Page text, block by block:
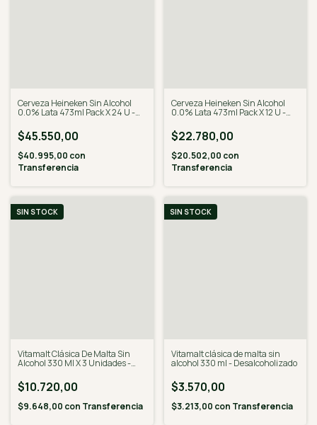
Cerveza Heineken Sin Alcohol
0.0% Lata 473ml Pack X 24 U -
$45.550,00
$40.995,00 con
Transferencia
Cerveza Heineken Sin Alcohol
0.0% Lata 473ml Pack X 12 U -
$22.780,00
$20.502,00 con
Transferencia
SIN STOCK
Vitamalt Clásica De Malta Sin
Alcohol 330 Ml X 3 Unidades -
$10.720,00
$9.648,00 con Transferencia
SIN STOCK
Vitamalt clásica de malta sin
alcohol 330 ml - Desalcoholizado
$3.570,00
$3.213,00 con Transferencia